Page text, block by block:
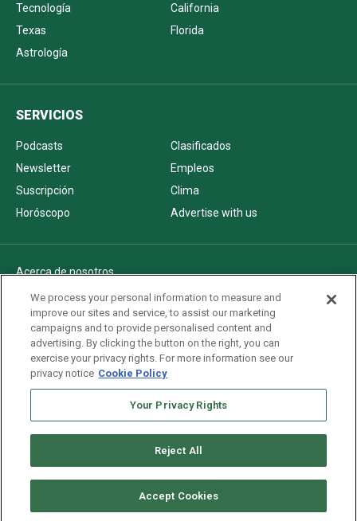
Tecnología
California
Texas
Florida
Astrología
SERVICIOS
Podcasts
Clasificados
Newsletter
Empleos
Suscripción
Clima
Horóscopo
Advertise with us
Acerca de nosotros
Politica de privacidad
Pautas Editoriales
AdChoices
Advertise with us
Newsletters
We process your personal information to measure and
improve our sites and service, to assist our marketing
campaigns and to provide personalised content and
advertising. By clicking the button on the right, you can
exercise your privacy rights. For more information see our
privacy notice Cookie Policy
Your Privacy Rights
Reject All
Accept Cookies